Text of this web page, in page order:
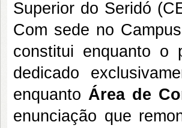
Superior do Seridó
Com sede no
constitui enquanto o
dedicado
enquanto Área de
enunciação que